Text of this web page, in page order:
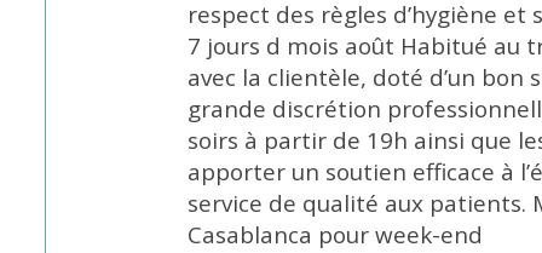
respect des règles d’hygiène
7 jours d mois août Habitué au
avec la clientèle, doté d’un bon
grande discrétion
soirs à partir de 19h ainsi que
apporter un soutien efficace à
service de qualité aux patients.
Casablanca pour week-end